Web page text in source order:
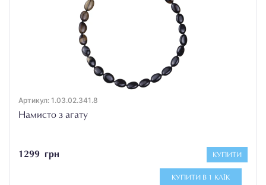
Артикул: 1.03.02.341.8
Намисто з агату
1299 грн КУПИТИ
КУПИТИ В 1 КЛІК